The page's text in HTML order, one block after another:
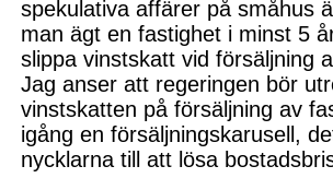
spekulativa affärer på småhus
man ägt en fastighet i minst 5
slippa vinstskatt vid försäljning
Jag anser att regeringen bör
vinstskatten på försäljning av
igång en försäljningskarusell,
nycklarna till att lösa